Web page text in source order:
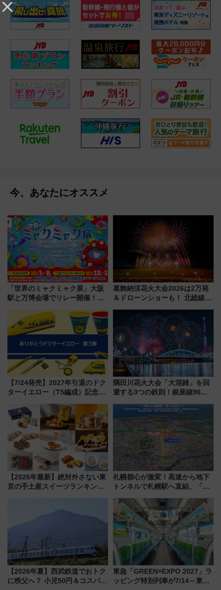
今、あなたにオススメ
「世界のミャクミャク展」大阪
駅と万博会場でリレー開催！世
会おう、限定グッズが当たる
SNSキャンペーンも
葛飾納涼花火大会2026は2万発
＆ドローンショーも！ 北総線を
車、観覧スポット情報と周辺観
光まとめ（7/28開催）
【7/24発売】2027年引退のドク
ターイエロー（T5編成）記念グ
送の目覚まし時計など通販・販
売店舗まとめ
隅田川花火大会「大混雑」を回
避する3つの鉄則！銀座線96本
ツリー駅の規制まとめ 7/25開催
（2026年）
【2026年最新】絶対外さない東
京の手土産スイーツランキング
札幌都心が激変！高速から地下
トンネルで札幌駅へ直結、「創
から本格着工、延長4.8km整備
事業の全貌
【2026年夏】西武鉄道でおトク
に秩父へ？ 小児50円＆コスパ最
東急「GREEN×EXPO 2027」ラ
ッピング特別列車が7/14～東